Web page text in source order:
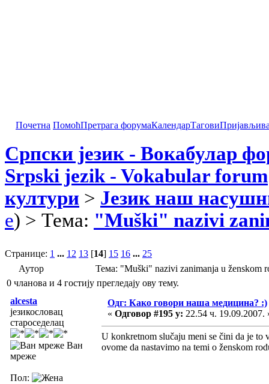
Почетна ПомоћПретрага форумаКалендарТагови
Српски језик - Вокабулар
Srpski jezik - Vokabular forum
култури > Језик наш
e) > Тема: "Muški" nazivi
Странице: 1 ... 12 13 [14] 15 16 ... 25
Аутор
Тема: "Muški" nazivi zanimanja u ženskom
0 чланова и 4 гостију прегледају ову тему.
alcesta
језикословац
староседелац
Ван
мреже
Пол:
Одг: Како говори наша медицина? :)
« Одговор #195 у: 22.54 ч. 19.09.2007.
U konkretnom slučaju meni se čini da je to
ovome da nastavimo na temi o ženskom